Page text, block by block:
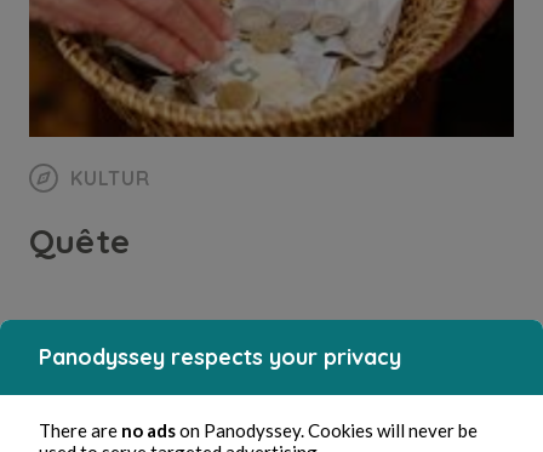
KULTUR
Quête
Panodyssey respects your privacy
There are no adson Panodyssey. Cookies will never be